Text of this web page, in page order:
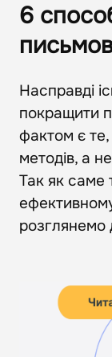
6
Насправді
покращити
фактом є
методів, а
Так як саме
розглянемо